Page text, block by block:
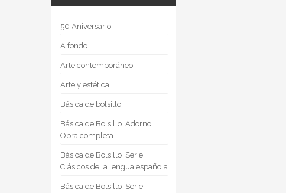
50 Aniversario
A fondo
Arte contemporáneo
Arte y estética
Básica de bolsillo
Básica de Bolsillo  Adorno.
Obra completa
Básica de Bolsillo  Serie
Clásicos de la lengua española
Básica de Bolsillo  Serie